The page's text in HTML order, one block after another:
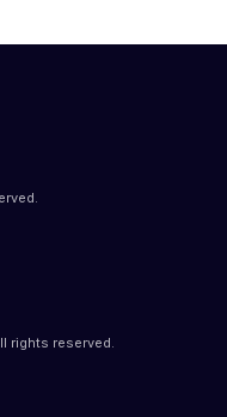
rights reserved.